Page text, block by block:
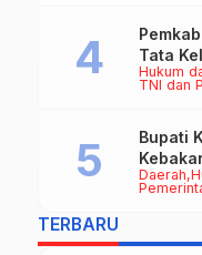
Hukum
TNI dan
Tata
Datun
Daerah
Bupati
TERBARU